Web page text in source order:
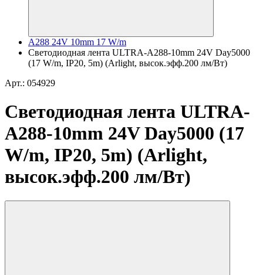
A288 24V 10mm 17 W/m
Светодиодная лента ULTRA-A288-10mm 24V Day5000
(17 W/m, IP20, 5m) (Arlight, высок.эфф.200 лм/Вт)
Арт.: 054929
Светодиодная лента ULTRA-
A288-10mm 24V Day5000 (17
W/m, IP20, 5m) (Arlight,
высок.эфф.200 лм/Вт)